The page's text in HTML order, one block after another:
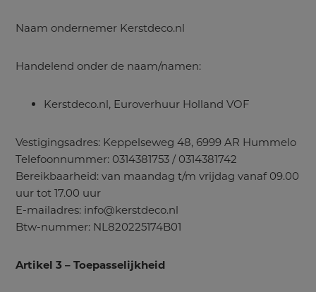
Naam ondernemer Kerstdeco.nl
Handelend onder de naam/namen:
Kerstdeco.nl, Euroverhuur Holland VOF
Vestigingsadres: Keppelseweg 48, 6999 AR Hummelo
Telefoonnummer: 0314381753 / 0314381742
Bereikbaarheid: van maandag t/m vrijdag vanaf 09.00
uur tot 17.00 uur
E-mailadres: info@kerstdeco.nl
Btw-nummer: NL820225174B01
Artikel 3 – Toepasselijkheid